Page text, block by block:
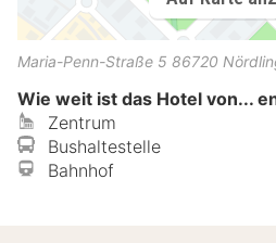
Maria-Penn-Straße 5 86720
Wie weit ist das Hotel von...
Zentrum
Bushaltestelle
Bahnhof